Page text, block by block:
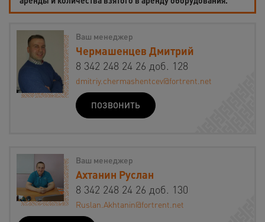
Ваш менеджер
Чермашенцев Дмитрий
8 342 248 24 26 доб. 128
dmitriy.chermashentcev@fortrent.net
ПОЗВОНИТЬ
Ваш менеджер
Ахтанин Руслан
8 342 248 24 26 доб. 130
Ruslan.Akhtanin@fortrent.net